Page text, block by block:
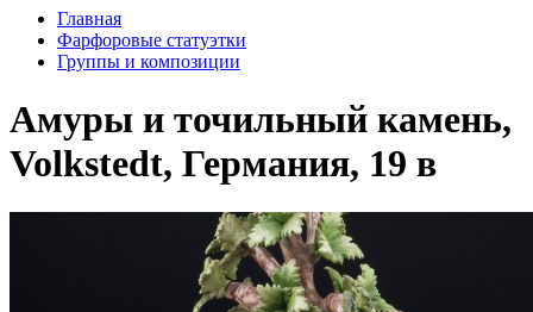
Главная
Фарфоровые статуэтки
Группы и композиции
Амуры и точильный камень,
Volkstedt, Германия, 19 в